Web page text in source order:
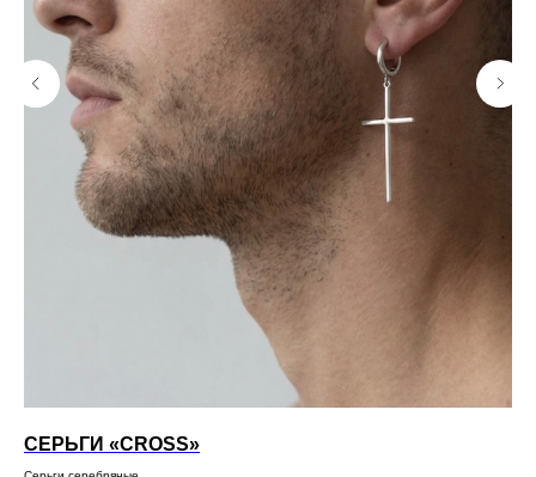
СЕРЬГИ «CROSS»